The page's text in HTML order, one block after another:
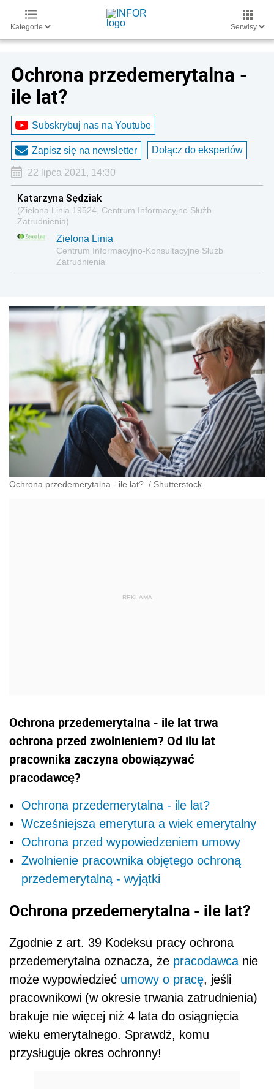
Kategorie Serwisy
Ochrona przedemerytalna -
ile lat?
Subskrybuj nas na Youtube
Zapisz się na newsletter Dołącz do ekspertów
22 lipca 2021, 14:30
Katarzyna Sędziak
(Zielona Linia 19524, Centrum Informacyjne Służb
Zatrudnienia)
Zielona Linia
Centrum Informacyjno-Konsultacyjne Służb
Zatrudnienia
Ochrona przedemerytalna - ile lat? / Shutterstock
Ochrona przedemerytalna - ile lat trwa
ochrona przed zwolnieniem? Od ilu lat
pracownika zaczyna obowiązywać
pracodawcę?
Ochrona przedemerytalna - ile lat?
Wcześniejsza emerytura a wiek emerytalny
Ochrona przed wypowiedzeniem umowy
Zwolnienie pracownika objętego ochroną
przedemerytalną - wyjątki
Ochrona przedemerytalna - ile lat?
Zgodnie z art. 39 Kodeksu pracy ochrona
przedemerytalna oznacza, że pracodawca nie
może wypowiedzieć umowy o pracę, jeśli
pracownikowi (w okresie trwania zatrudnienia)
brakuje nie więcej niż 4 lata do osiągnięcia
wieku emerytalnego. Sprawdź, komu
przysługuje okres ochronny!